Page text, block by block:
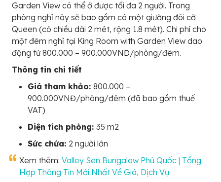
Garden View có thể ở được tối đa 2 người. Trong
phòng nghỉ này sẽ bao gồm có một giường đôi cỡ
Queen (có chiều dài 2 mét, rộng 1.8 mét). Chi phí cho
một đêm nghỉ tại King Room with Garden View dao
động từ 800.000 – 900.000VNĐ/phòng/đêm.
Thông tin chi tiết
Giá tham khảo: 800.000 –
900.000VNĐ/phòng/đêm (đã bao gồm thuế
VAT)
Diện tích phòng: 35 m2
Sức chứa: 2 người lớn
Xem thêm: Valley Sen Bungalow Phú Quốc | Tổng
Hợp Thông Tin Mới Nhất Về Giá, Dịch Vụ